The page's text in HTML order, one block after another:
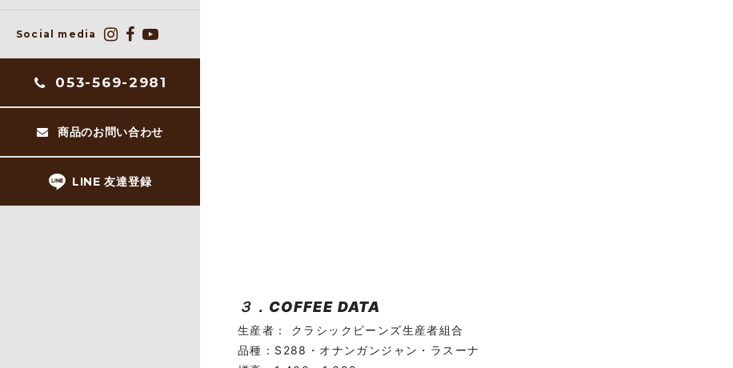
Social media
053-569-2981
商品のお問い合わせ
LINE 友達登録
３．COFFEE DATA
生産者： クラシックビーンズ生産者組合
品種：S288・オナンガンジャン・ラスーナ